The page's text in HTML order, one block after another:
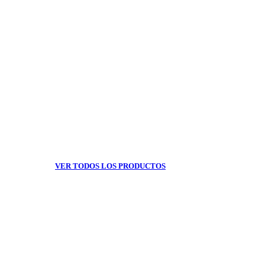
VER TODOS LOS PRODUCTOS